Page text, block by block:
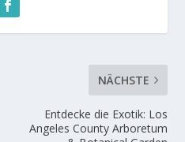
NÄCHSTE
Entdecke die Exotik: Los
Angeles County Arboretum